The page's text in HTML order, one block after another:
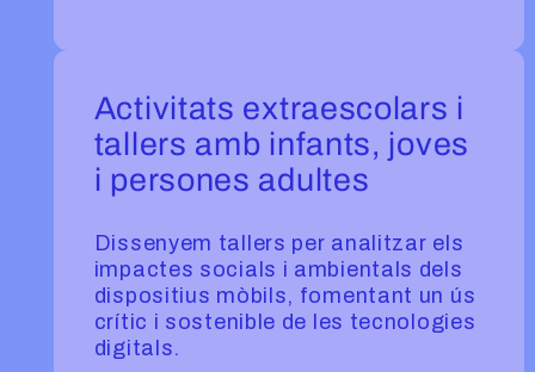
Activitats extraescolars i
tallers amb infants, joves
i persones adultes
Dissenyem tallers per analitzar els
impactes socials i ambientals dels
dispositius mòbils, fomentant un ús
crític i sostenible de les tecnologies
digitals.